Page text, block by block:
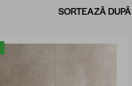
SORTEAZĂ DUPĂ